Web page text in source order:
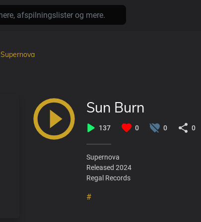
Supernova
Sun Burn
137 0 0 0
Supernova
Released 2024
Regal Records
#